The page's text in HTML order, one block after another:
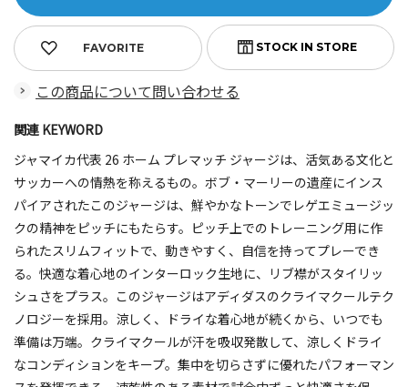
FAVORITE
この商品について問い合わせる
関連 KEYWORD
ジャマイカ代表 26 ホーム プレマッチ ジャージは、活気ある文化と
サッカーへの情熱を称えるもの。ボブ・マーリーの遺産にインス
パイアされたこのジャージは、鮮やかなトーンでレゲエミュージッ
クの精神をピッチにもたらす。ピッチ上でのトレーニング用に作
られたスリムフィットで、動きやすく、自信を持ってプレーでき
る。快適な着心地のインターロック生地に、リブ襟がスタイリッ
シュさをプラス。このジャージはアディダスのクライマクールテク
ノロジーを採用。涼しく、ドライな着心地が続くから、いつでも
準備は万端。クライマクールが汗を吸収発散して、涼しくドライ
なコンディションをキープ。集中を切らさずに優れたパフォーマン